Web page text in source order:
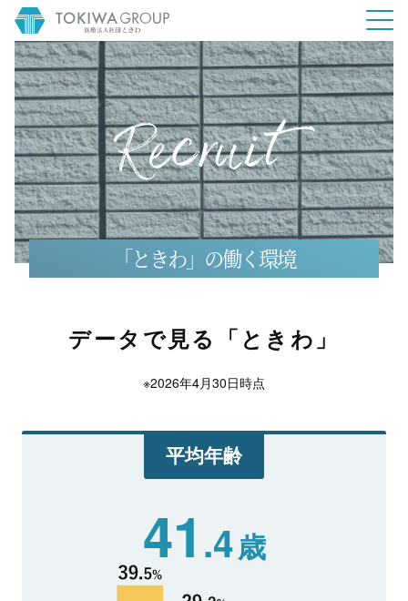
「ときわ」の働く環境
データで見る「ときわ」
※2026年4月30日時点
平均年齢
41 .4歳